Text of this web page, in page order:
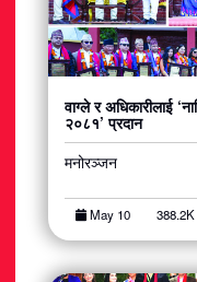
वाग्ले र अधिकारीलाई
२०८१’ प्रदान
मनोरञ्जन
May 10